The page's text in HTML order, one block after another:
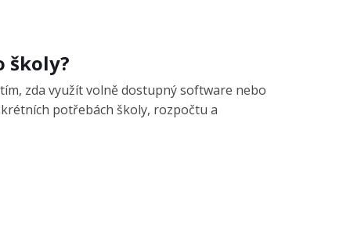
školy?
zda využít volně dostupný software nebo
potřebách školy, rozpočtu a